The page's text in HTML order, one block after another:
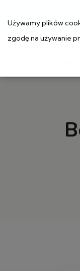
Używamy plików
zgodę na używanie